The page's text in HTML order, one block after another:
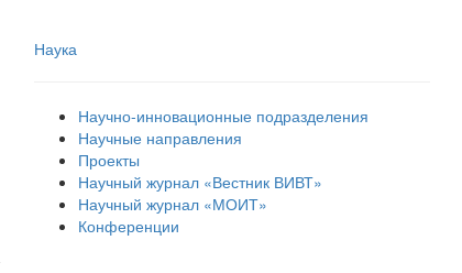
Наука
Научно-инновационные подразделения
Научные направления
Проекты
Научный журнал «Вестник ВИВТ»
Научный журнал «МОИТ»
Конференции